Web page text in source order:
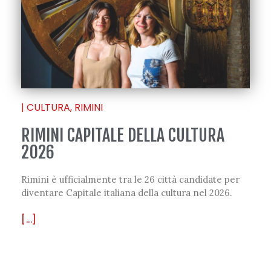
| CULTURA, RIMINI
RIMINI CAPITALE DELLA CULTURA
2026
Rimini è ufficialmente tra le 26 città candidate per
diventare Capitale italiana della cultura nel 2026.
[...]